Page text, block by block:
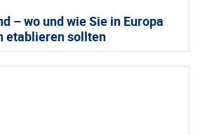
– wo und wie Sie in Europa
etablieren sollten